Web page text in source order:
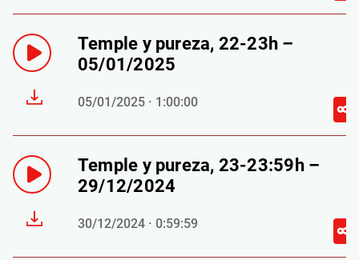
Temple y pureza, 22-23h –
05/01/2025
05/01/2025 · 1:00:00
Temple y pureza, 23-23:59h –
29/12/2024
30/12/2024 · 0:59:59